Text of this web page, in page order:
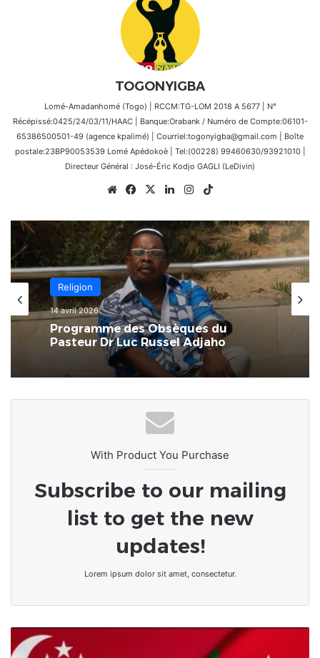
TOGONYIGBA
Lomé-Amadanhomé (Togo) | RCCM:TG-LOM 2018 A 5677 | N°
Récépissé:0425/24/03/11/HAAC | Banque:Orabank / Numéro de Compte:06101-
65386500501-49 (agence kpalimé) | Courriel:togonyigba@gmail.com | Boîte
postale:23BP90053539 Lomé Apédokoè | Tel:(00228) 99460630/93921010 |
Directeur Général : José-Éric Kodjo GAGLI (LeDivin)
WebsiteFacebook
X LinkedinInstagram
Religion
14 avril 2026
Programme des Obsèques du
Afrique
8 mars 2026
L’Afrique au carrefour des
consciences : le devoir de rompre
avec la culture du naufrage
With Product You Purchase
Subscribe to our mailing
list to get the new
updates!
Lorem ipsum dolor sit amet, consectetur.
Accord
de